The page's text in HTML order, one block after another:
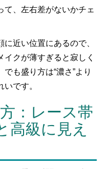
て、左右差がないかチェ
近い位置にあるので、
クが薄すぎると寂しく
も盛り方は“濃さ”より
です。
：レース帯
高級に見え